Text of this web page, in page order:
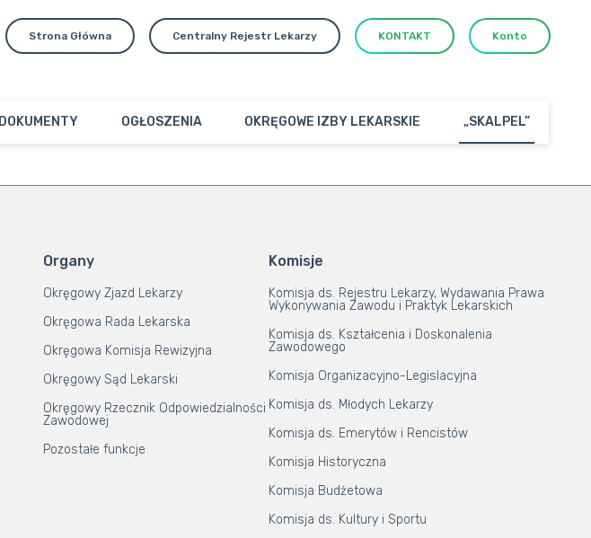
Strona Główna Centralny Rejestr Lekarzy KONTAKT Konto
DOKUMENTY OGŁOSZENIA OKRĘGOWE IZBY LEKARSKIE „SKALPEL”
Organy
Okręgowy Zjazd Lekarzy
Okręgowa Rada Lekarska
Okręgowa Komisja Rewizyjna
Okręgowy Sąd Lekarski
Okręgowy Rzecznik Odpowiedzialności
Zawodowej
Pozostałe funkcje
Komisje
Komisja ds. Rejestru Lekarzy, Wydawania Prawa
Wykonywania Zawodu i Praktyk Lekarskich
Komisja ds. Kształcenia i Doskonalenia
Zawodowego
Komisja Organizacyjno-Legislacyjna
Komisja ds. Młodych Lekarzy
Komisja ds. Emerytów i Rencistów
Komisja Historyczna
Komisja Budżetowa
Komisja ds. Kultury i Sportu